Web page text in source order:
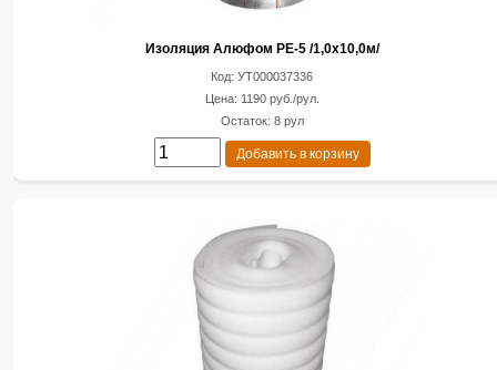
Изоляция Алюфом РЕ-5 /1,0х10,0м/
Код: УТ000037336
Цена: 1190 руб./рул.
Остаток: 8 рул
Добавить в корзину